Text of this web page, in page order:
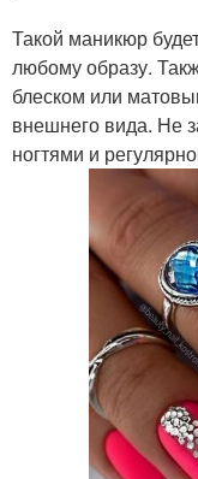
Такой маникюр
любому образу.
блеском или
внешнего вида. Не
ногтями и